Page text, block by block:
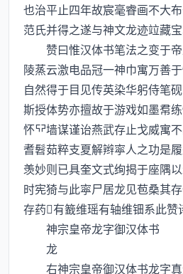
也治平止四年故宸毫睿画不大
范氏并得之遂与神文龙迹竝藏
赞曰惟汉体书笔法之变于帝
陵蒸云激电品冠一神巾寓万善
自然得于目见传英染华躬侍笔
斯授体势亦擅故于游戏如墨帬
怀墙谋谨诒燕武存止戈威寓
耆髫茹粹支夏解辫寜人之功是
羡妙则已具奎文式绚揭于座隅
时宪猗与此寜尸居龙见苞桑其
存药有籖维瑶有轴维钿系此赞
神宗皇帝龙字御汉体书
龙
右神宗皇帝御汉体书龙字真